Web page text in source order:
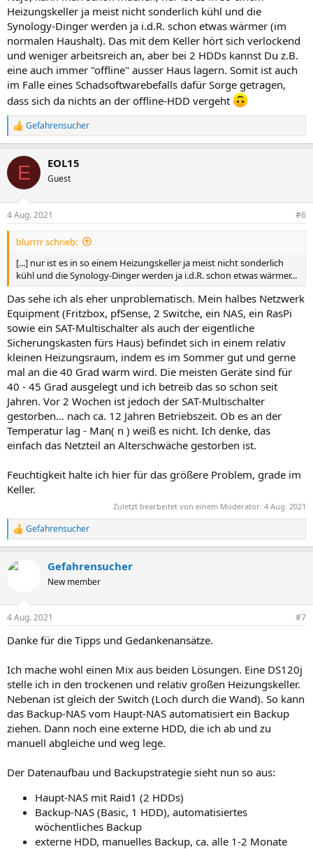
Heizungskeller ja meist nicht sonderlich kühl und die
Synology-Dinger werden ja i.d.R. schon etwas wärmer (im
normalen Haushalt). Das mit dem Keller hört sich verlockend
und weniger arbeitsreich an, aber bei 2 HDDs kannst Du z.B.
eine auch immer "offline" ausser Haus lagern. Somit ist auch
im Falle eines Schadsoftwarebefalls dafür Sorge getragen,
dass sich da nichts an der offline-HDD vergeht
R
e
k
i
e
n
Gefahrensucher
E EOL15
Guest
4 Aug. 2021 #6
blurrrr schrieb:
[...] nur ist es in so einem Heizungskeller ja meist nicht sonderlich
kühl und die Synology-Dinger werden ja i.d.R. schon etwas wärmer...
Das sehe ich als eher unproblematisch. Mein halbes Netzwerk
Equipment (Fritzbox, pfSense, 2 Switche, ein NAS, ein RasPi
sowie ein SAT-Multischalter als auch der eigentliche
Sicherungskasten fürs Haus) befindet sich in einem relativ
kleinen Heizungsraum, indem es im Sommer gut und gerne
mal an die 40 Grad warm wird. Die meisten Geräte sind für
40 - 45 Grad ausgelegt und ich betreib das so schon seit
Jahren. Vor 2 Wochen ist jedoch der SAT-Multischalter
gestorben... nach ca. 12 Jahren Betriebszeit. Ob es an der
Temperatur lag - Man( n ) weiß es nicht. Ich denke, das
einfach das Netzteil an Alterschwäche gestorben ist.
Feuchtigkeit halte ich hier für das größere Problem, grade im
Keller.
Zuletzt bearbeitet von einem Moderator: 4 Aug. 2021
R
e
k
e
:
Gefahrensucher
Gefahrensucher
New member
4 Aug. 2021 #7
Danke für die Tipps und Gedankenansätze.
Ich mache wohl einen Mix aus beiden Lösungen. Eine DS120j
stelle ich in den trockenen und relativ großen Heizungskeller.
Nebenan ist gleich der Switch (Loch durch die Wand). So kann
das Backup-NAS vom Haupt-NAS automatisiert ein Backup
ziehen. Dann noch eine externe HDD, die ich ab und zu
manuell abgleiche und weg lege.
Der Datenaufbau und Backupstrategie sieht nun so aus:
Haupt-NAS mit Raid1 (2 HDDs)
Backup-NAS (Basic, 1 HDD), automatisiertes
wöchentliches Backup
externe HDD, manuelles Backup, ca. alle 1-2 Monate